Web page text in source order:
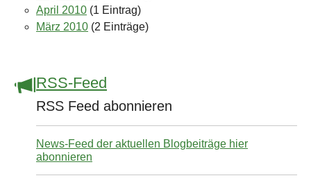
April 2010 (1 Eintrag)
März 2010 (2 Einträge)
RSS-Feed
RSS Feed abonnieren
News-Feed der aktuellen Blogbeiträge hier
abonnieren